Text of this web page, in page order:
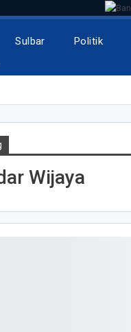
Sulbar Politik
Wijaya